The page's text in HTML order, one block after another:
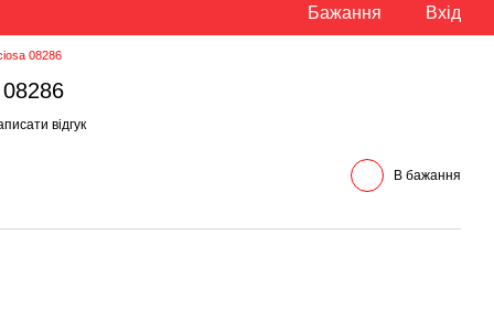
Бажання Вхід
08286
08286
відгук
В бажання